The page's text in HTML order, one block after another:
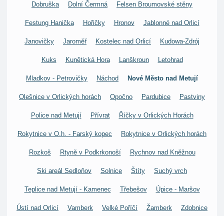
Dobruška Dolní Čermná Felsen Broumovské stěny
Festung Hanička Hořičky Hronov Jablonné nad Orlicí
Janovičky Jaroměř Kostelec nad Orlicí Kudowa-Zdrój
Kuks Kunětická Hora Lanškroun Letohrad
Mladkov - Petrovičky Náchod Nové Město nad Metují
Olešnice v Orlických horách Opočno Pardubice Pastviny
Police nad Metují Přívrat Říčky v Orlických Horách
Rokytnice v O.h. - Farský kopec Rokytnice v Orlických horách
Rozkoš Rtyně v Podkrkonoší Rychnov nad Kněžnou
Ski areál Sedloňov Solnice Štíty Suchý vrch
Teplice nad Metují - Kamenec Třebešov Úpice - Maršov
Ústí nad Orlicí Vamberk Velké Poříčí Žamberk Zdobnice